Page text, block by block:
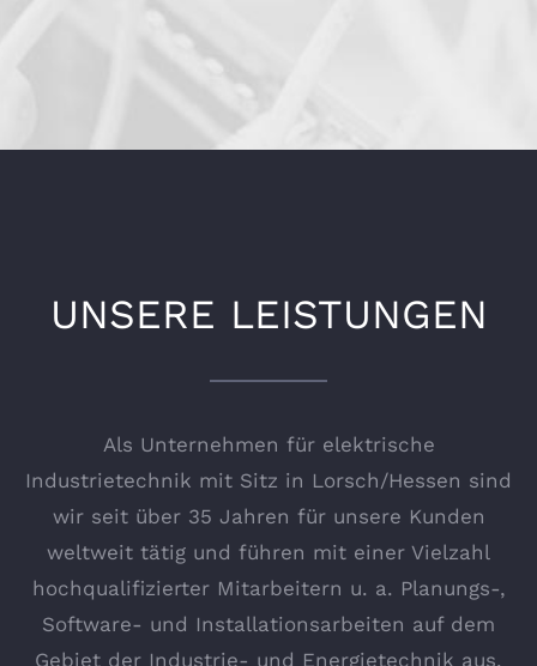
UNSERE LEISTUNGEN
Als Unternehmen für elektrische
Industrietechnik mit Sitz in Lorsch/Hessen sind
wir seit über 35 Jahren für unsere Kunden
weltweit tätig und führen mit einer Vielzahl
hochqualifizierter Mitarbeitern u. a. Planungs-,
Software- und Installationsarbeiten auf dem
Gebiet der Industrie- und Energietechnik aus.